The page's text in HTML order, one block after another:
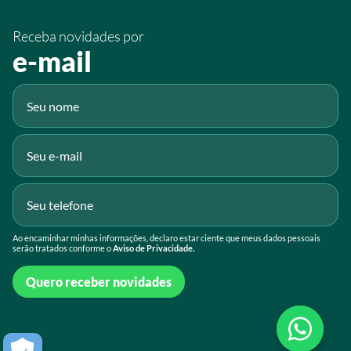
Receba novidades por
e-mail
Ao encaminhar minhas informações, declaro estar ciente que meus dados pessoais
serão tratados conforme oAviso de Privacidade.
Quero receber novidades